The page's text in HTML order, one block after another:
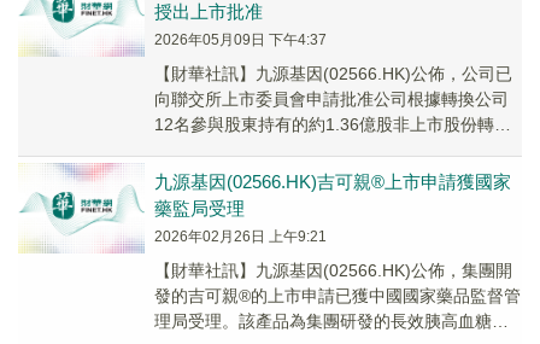
授出上市批准
2026年05月09日 下午4:37
【財華社訊】九源基因(02566.HK)公佈，公司已
向聯交所上市委員會申請批准公司根據轉換公司
12名參與股東持有的約1.36億股非上市股份轉換
九源基因(02566.HK)吉可親®上市申請獲國家
藥監局受理
2026年02月26日 上午9:21
​【財華社訊】九源基因(02566.HK)公佈，集團開
發的吉可親®的上市申請已獲中國國家藥品監督管
理局受理。該產品為集團研發的長效胰高血糖素